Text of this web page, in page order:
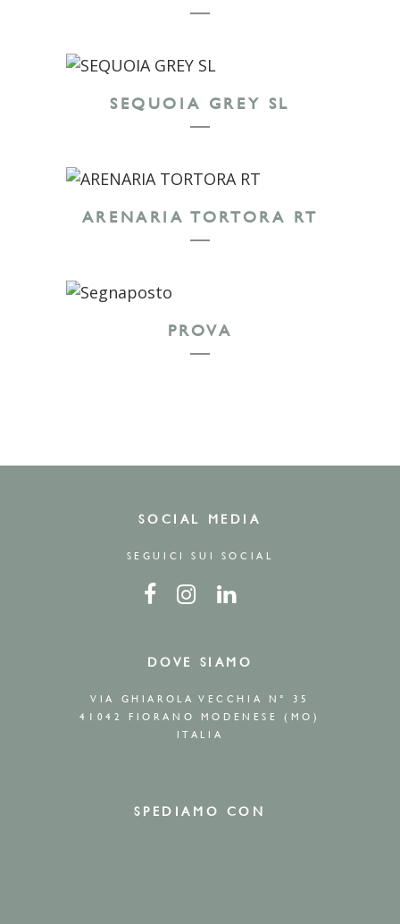
SEQUOIA GREY SL
ARENARIA TORTORA RT
PROVA
SOCIAL MEDIA
SEGUICI SUI SOCIAL
DOVE SIAMO
VIA GHIAROLA VECCHIA N° 35
41042 FIORANO MODENESE (MO)
ITALIA
SPEDIAMO CON